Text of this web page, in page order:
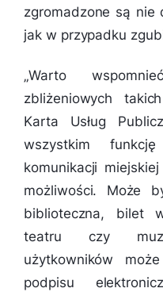
zgromadzone są nie
jak w przypadku
„Warto
zbliżeniowych
Karta Usług
wszystkim
komunikacji
możliwości. Może
biblioteczna, bilet
teatru czy
użytkowników
podpisu